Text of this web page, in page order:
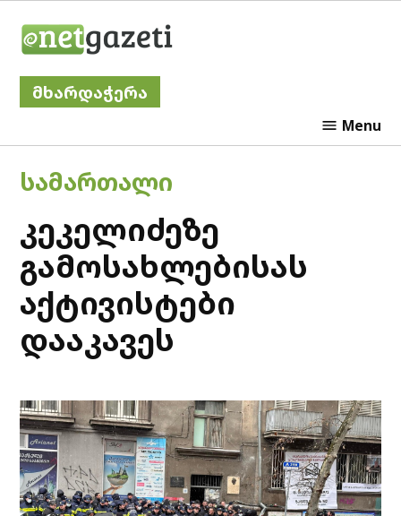
მხარდაჭერა
Menu
POSTED
ᲡᲐᲛᲐᲠᲗᲐᲚᲘ
კეკელიძეზე
გამოსახლებისას
აქტივისტები
დააკავეს